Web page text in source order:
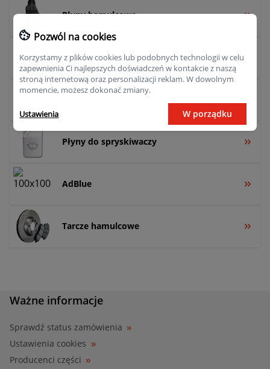
Płyny hamulcowe
Płyny do układu wspomagania
Płyny do spryskiwaczy
AdBlue
Tarcze hamulcowe
Ważne informacje
Sprawdź status zamówienia
Ustawienia cookies
Producenci części
Pozwól na cookies
Korzystamy z plików cookies lub podobnych technologii w celu
zapewnienia Ci najlepszych doświadczeń w kontakcie z naszą
stroną internetową oraz personalizacji reklam. W dowolnym
momencie, możesz dokonać zmiany.
Ustawienia W porządku